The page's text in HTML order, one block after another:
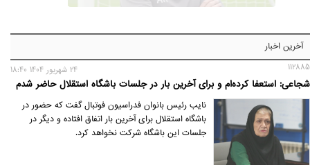
آخرین اخبار
112885
شجاعی: استعفا کرده‌ام و برای آخرین بار در جلسات باشگاه استقلال حاضر شدم
24 شهريور 1404 18:40
نایب رئیس بانوان فدراسیون فوتبال گفت که حضور در
باشگاه استقلال برای آخرین بار اتفاق افتاده و دیگر در
جلسات این باشگاه شرکت نخواهد کرد.